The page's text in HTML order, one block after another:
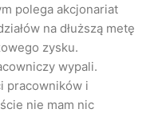
polega akcjonariat
na dłuższą metę
zysku.
wypali.
pracowników i
nie mam nic